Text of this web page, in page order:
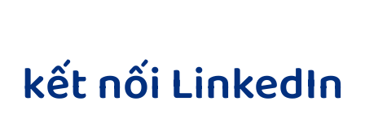
kết nối LinkedIn